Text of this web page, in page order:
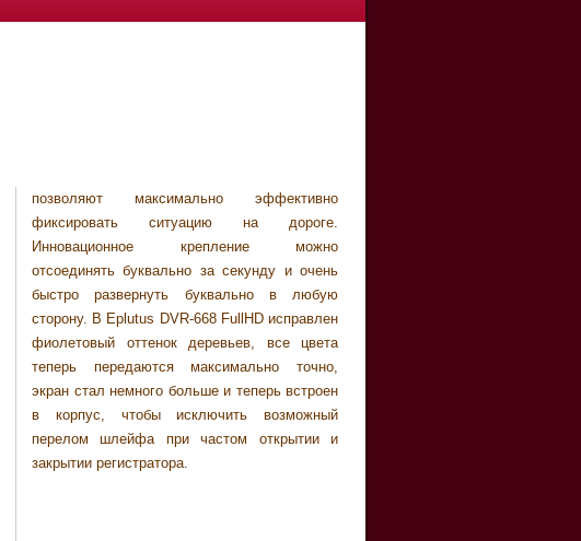
позволяют максимально эффективно
фиксировать ситуацию на дороге.
Инновационное крепление можно
отсоединять буквально за секунду и очень
быстро развернуть буквально в любую
сторону. В Eplutus DVR-668 FullHD исправлен
фиолетовый оттенок деревьев, все цвета
теперь передаются максимально точно,
экран стал немного больше и теперь вcтроен
в корпус, чтобы исключить возможный
перелом шлейфа при чаcтом открытии и
закрытии регистратора.